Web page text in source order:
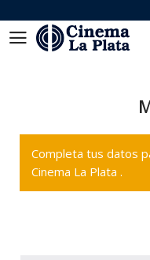
Completa tus datos
Cinema La Plata .